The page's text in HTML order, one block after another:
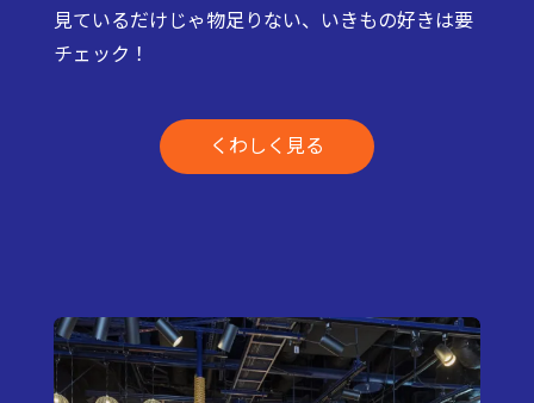
見ているだけじゃ物足りない、いきもの好きは要
チェック！
くわしく見る